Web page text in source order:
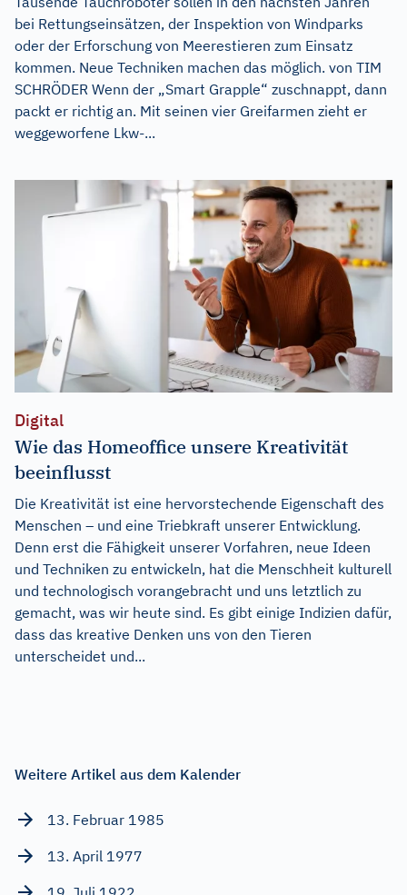
bei Rettungseinsätzen, der Inspektion von Windparks
oder der Erforschung von Meerestieren zum Einsatz
kommen. Neue Techniken machen das möglich. von TIM
SCHRÖDER Wenn der „Smart Grapple“ zuschnappt, dann
packt er richtig an. Mit seinen vier Greifarmen zieht er
weggeworfene Lkw-...
Digital
Wie das Homeoffice unsere Kreativität
beeinflusst
Die Kreativität ist eine hervorstechende Eigenschaft des
Menschen – und eine Triebkraft unserer Entwicklung.
Denn erst die Fähigkeit unserer Vorfahren, neue Ideen
und Techniken zu entwickeln, hat die Menschheit kulturell
und technologisch vorangebracht und uns letztlich zu
gemacht, was wir heute sind. Es gibt einige Indizien dafür,
dass das kreative Denken uns von den Tieren
unterscheidet und...
Weitere Artikel aus dem Kalender
13. Februar 1985
13. April 1977